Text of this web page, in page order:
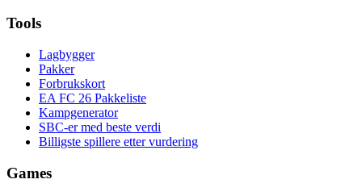
Tools
Lagbygger
Pakker
Forbrukskort
EA FC 26 Pakkeliste
Kampgenerator
SBC-er med beste verdi
Billigste spillere etter vurdering
Games